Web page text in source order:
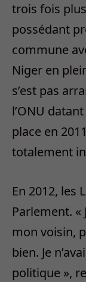
trois fois
possédant
commune
Niger en
s’est pas
l’ONU
place en
totalement
En 2012, les
Parlement.
mon voisin,
bien. Je
politique »,